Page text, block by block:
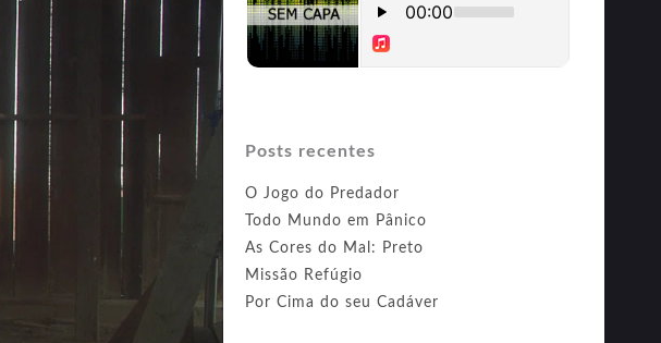
Posts recentes
O Jogo do Predador
Todo Mundo em Pânico
As Cores do Mal: Preto
Missão Refúgio
Por Cima do seu Cadáver